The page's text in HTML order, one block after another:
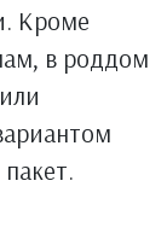
Кроме
в роддом